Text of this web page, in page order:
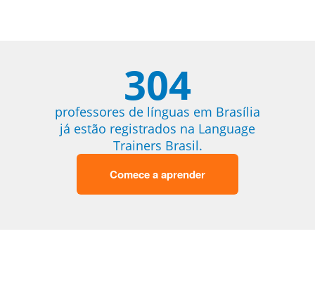
304
professores de línguas em Brasília
já estão registrados na Language
Trainers Brasil.
Comece a aprender